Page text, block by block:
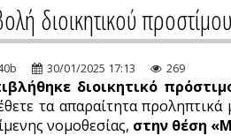
διοικητικού
30/01/2025 17:13 269
διοικητικό
τα απαραίτητα
νομοθεσίας, στην θέση